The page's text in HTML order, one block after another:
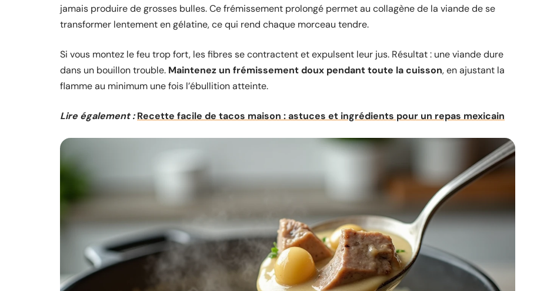
jamais produire de grosses bulles. Ce frémissement prolongé permet au collagène de la viande de se
transformer lentement en gélatine, ce qui rend chaque morceau tendre.
Si vous montez le feu trop fort, les fibres se contractent et expulsent leur jus. Résultat : une viande dure
dans un bouillon trouble. Maintenez un frémissement doux pendant toute la cuisson, en ajustant la
flamme au minimum une fois l’ébullition atteinte.
Lire également : Recette facile de tacos maison : astuces et ingrédients pour un repas mexicain